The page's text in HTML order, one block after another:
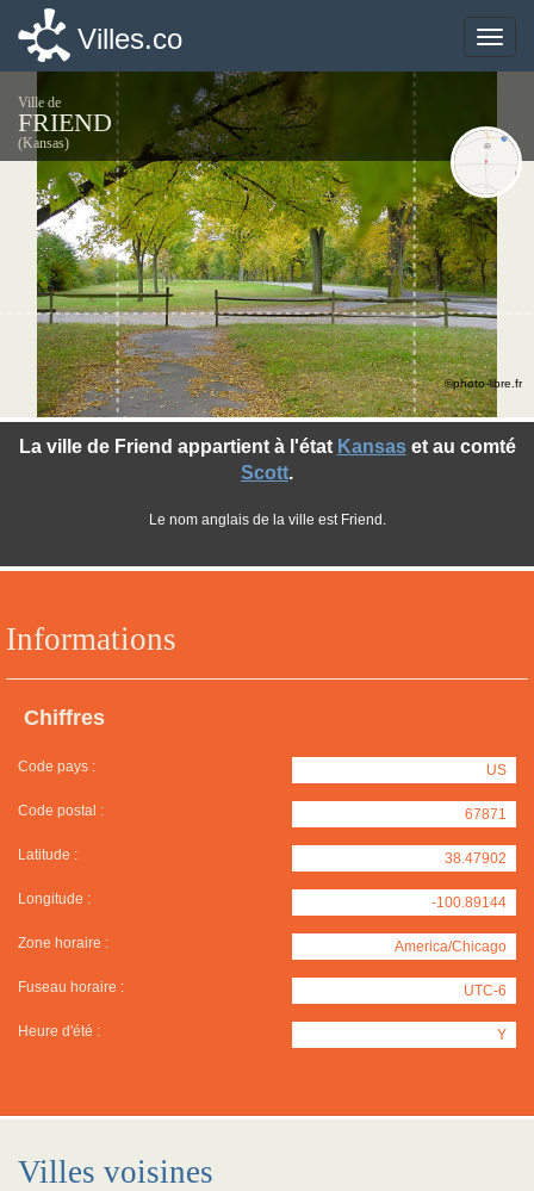
Toggle
Villes.co
Ville de
FRIEND
(Kansas)
Informations
Chiffres
Code pays : US
Code postal : 67871
Latitude : 38.47902
Longitude : -100.89144
Zone horaire : America/Chicago
Fuseau horaire : UTC-6
Heure d'été : Y
La ville de Friend appartient à l'état Kansaset au comté
Scott.
Le nom anglais de la ville est Friend.
©photo-libre.fr
Villes voisines
Toggle
Villes.co